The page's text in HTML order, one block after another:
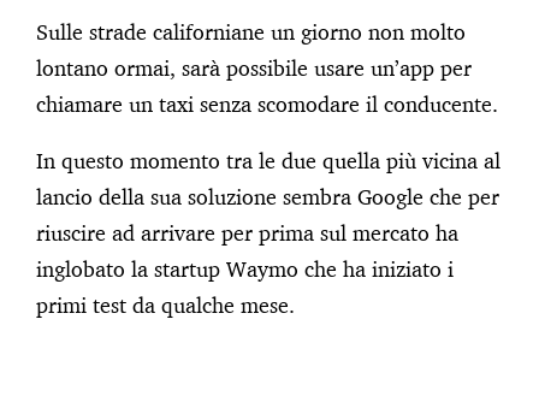
Sulle strade californiane un giorno non molto
lontano ormai, sarà possibile usare un’app per
chiamare un taxi senza scomodare il conducente.
In questo momento tra le due quella più vicina al
lancio della sua soluzione sembra Google che per
riuscire ad arrivare per prima sul mercato ha
inglobato la startup Waymo che ha iniziato i
primi test da qualche mese.